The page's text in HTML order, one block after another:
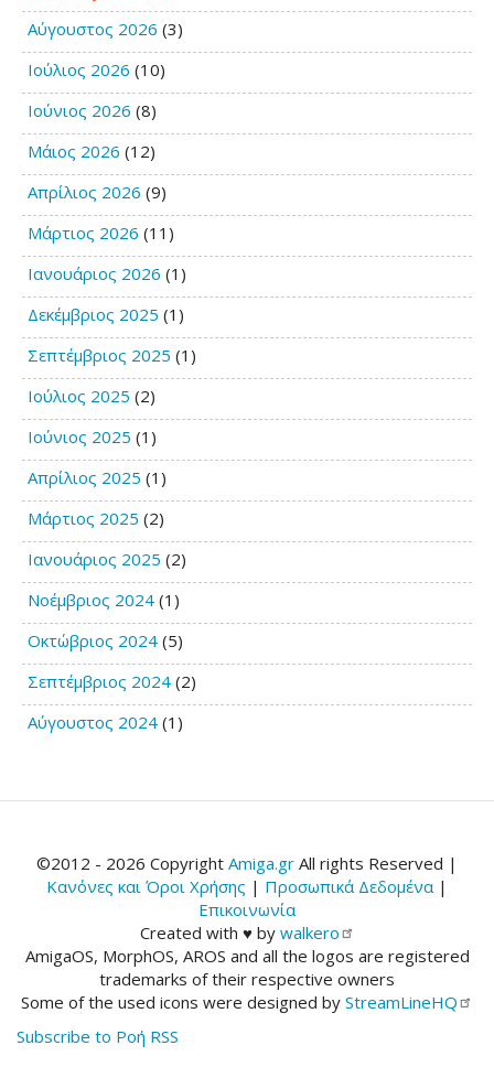
Αύγουστος 2026 (3)
Ιούλιος 2026 (10)
Ιούνιος 2026 (8)
Μάιος 2026 (12)
Απρίλιος 2026 (9)
Μάρτιος 2026 (11)
Ιανουάριος 2026 (1)
Δεκέμβριος 2025 (1)
Σεπτέμβριος 2025 (1)
Ιούλιος 2025 (2)
Ιούνιος 2025 (1)
Απρίλιος 2025 (1)
Μάρτιος 2025 (2)
Ιανουάριος 2025 (2)
Νοέμβριος 2024 (1)
Οκτώβριος 2024 (5)
Σεπτέμβριος 2024 (2)
Αύγουστος 2024 (1)
©2012 - 2026 Copyright Amiga.gr All rights Reserved |
Κανόνες και Όροι Χρήσης | Προσωπικά Δεδομένα |
Επικοινωνία
Created with ♥ by walkero
AmigaOS, MorphOS, AROS and all the logos are registered
trademarks of their respective owners
Some of the used icons were designed by StreamLineHQ
Subscribe to Ροή RSS